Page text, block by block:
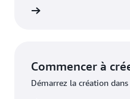
Commencer à
Démarrez la création